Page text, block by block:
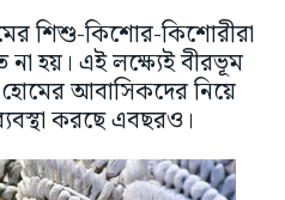
শিশু-কিশোর-কিশোরীরা
হয়। এই লক্ষ্যেই বীরভূম
আবাসিকদের নিয়ে
করছে এবছরও।